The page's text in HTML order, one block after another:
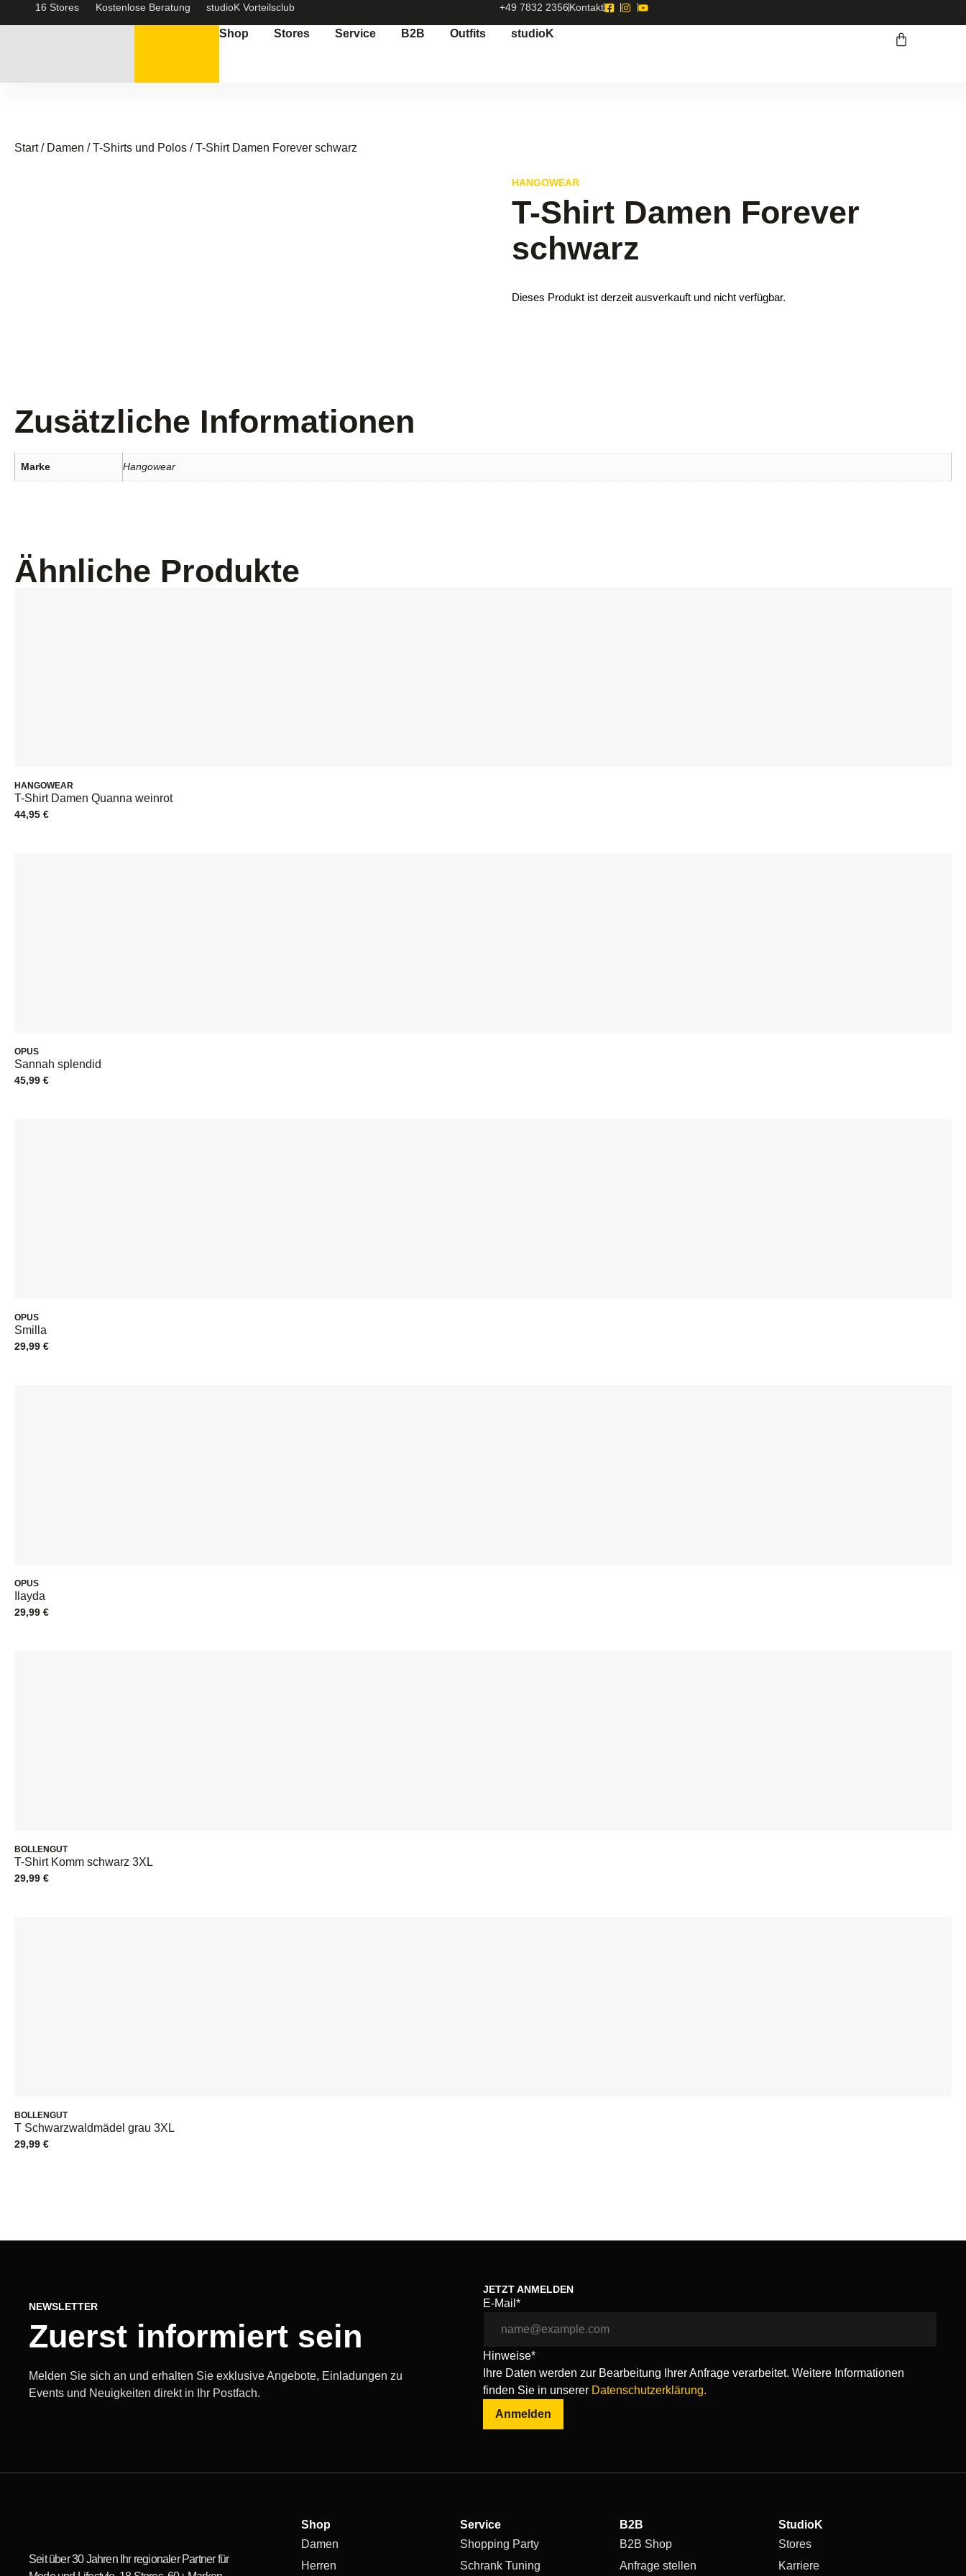
16 Stores Kostenlose Beratung studioK Vorteilsclub +49 7832 2356Kontakt
Shop Stores Service B2B Outfits studioK
Start/ Damen /T-Shirts und Polos / T-Shirt Damen Forever schwarz
HANGOWEAR
T-Shirt Damen Forever
schwarz
Dieses Produkt ist derzeit ausverkauft und nicht verfügbar.
Zusätzliche Informationen
Marke Hangowear
Ähnliche Produkte
HANGOWEAR
T-Shirt Damen Quanna weinrot
44,95 €
OPUS
Sannah splendid
45,99 €
OPUS
Smilla
29,99 €
OPUS
Ilayda
29,99 €
BOLLENGUT
T-Shirt Komm schwarz 3XL
29,99 €
BOLLENGUT
T Schwarzwaldmädel grau 3XL
29,99 €
NEWSLETTER
Zuerst informiert sein
Melden Sie sich an und erhalten Sie exklusive Angebote, Einladungen zu
Events und Neuigkeiten direkt in Ihr Postfach.
JETZT ANMELDEN
E-Mail*
Hinweise*
Ihre Daten werden zur Bearbeitung Ihrer Anfrage verarbeitet. Weitere Informationen
finden Sie in unserer Datenschutzerklärung.
Anmelden
Seit über 30 Jahren Ihr regionaler Partner für
Shop
Damen
Herren
Service
Shopping Party
Schrank Tuning
B2B
B2B Shop
Anfrage stellen
StudioK
Stores
Karriere